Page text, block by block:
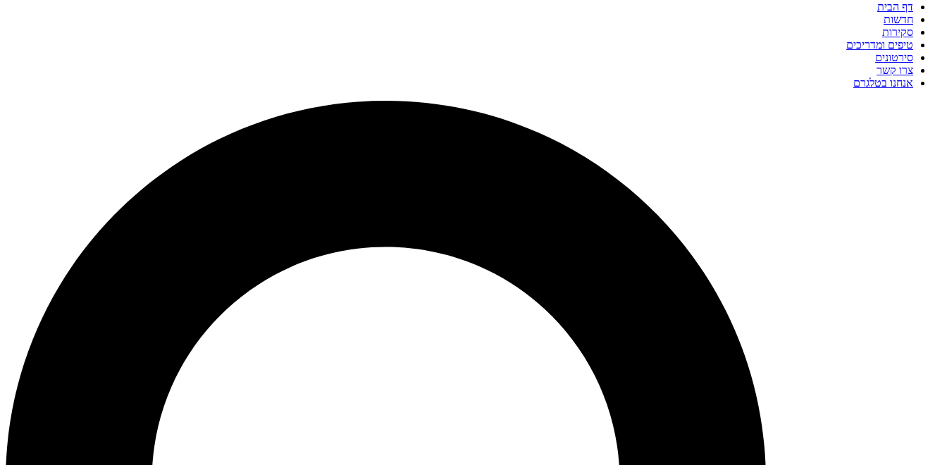
דף הבית
חדשות
סקירות
טיפים ומדריכים
סירטונים
צרו קשר
אנחנו בטלגרם